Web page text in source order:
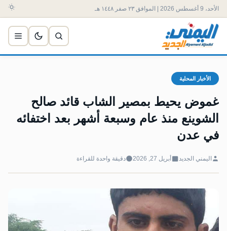
الأحد، 9 أغسطس 2026 | الموافق ٢٣ صفر ١٤٤٨ هـ
الأخبار المحلية
غموض يحيط بمصير الشاب قائد صالح
الشوينع منذ عام وسبعة أشهر بعد اختفائه
في عدن
اليمني الجديد أبريل 27, 2026 دقيقة واحدة للقراءة